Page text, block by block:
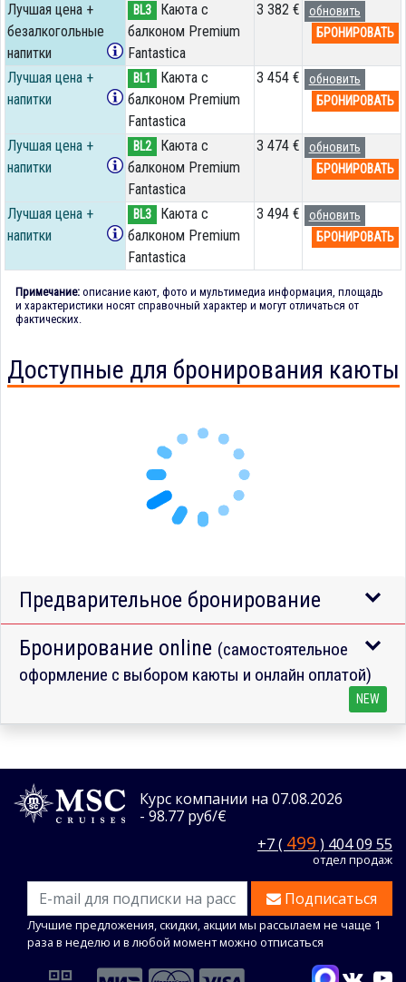
Лучшая цена +
безалкогольные
напитки
BL3
Каюта с
балконом Premium
Fantastica
3 382 €
обновить
БРОНИРОВАТЬ
Лучшая цена +
напитки
BL1
Каюта с
балконом Premium
Fantastica
3 454 €
обновить
БРОНИРОВАТЬ
Лучшая цена +
напитки
BL2
Каюта с
балконом Premium
Fantastica
3 474 €
обновить
БРОНИРОВАТЬ
Лучшая цена +
напитки
BL3
Каюта с
балконом Premium
Fantastica
3 494 €
обновить
БРОНИРОВАТЬ
Примечание: описание кают, фото и мультимедиа информация, площадь
и характеристики носят справочный характер и могут отличаться от
фактических.
Доступные для бронирования каюты
Предварительное бронирование
Бронирование online (самостоятельное
оформление с выбором каюты и онлайн оплатой)
NEW
Курс компании на 07.08.2026
- 98.77 руб/€
+7 ( 499 ) 404 09 55
отдел продаж
Подписаться
Лучшие предложения, скидки, акции мы рассылаем не чаще 1
раза в неделю и в любой момент можно отписаться